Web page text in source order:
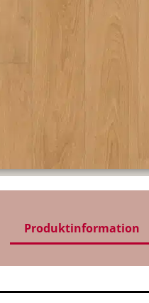
Produktinformation